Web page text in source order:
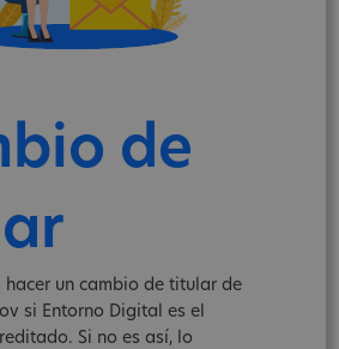
de
hacer un cambio de titular de
si Entorno Digital es el
Si no es así, lo